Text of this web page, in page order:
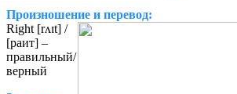
Произношение и перевод:
Right [rʌɪt] /
[раит] –
правильный/
верный